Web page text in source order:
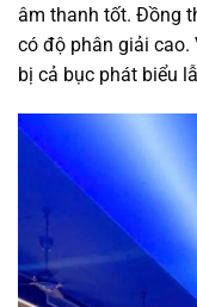
âm thanh tốt. Đồng
có độ phân giải cao.
bị cả bục phát biểu